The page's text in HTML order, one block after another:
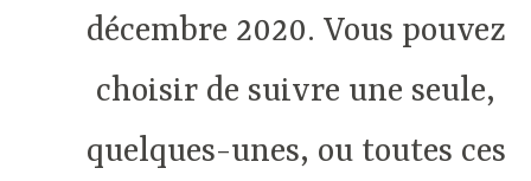
décembre 2020. Vous pouvez
choisir de suivre une seule,
quelques-unes, ou toutes ces